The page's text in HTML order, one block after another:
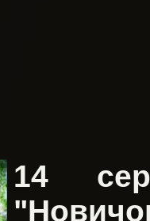
14